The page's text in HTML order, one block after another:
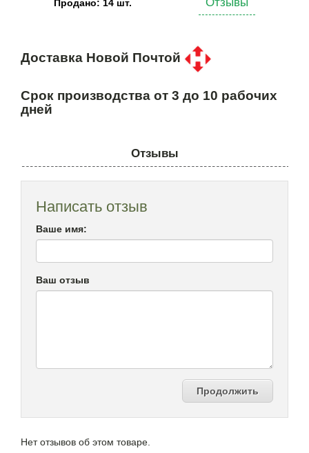
Продано: 14 шт.
Доставка Новой Почтой
Срок производства от 3 до 10 рабочих
дней
Отзывы
Написать отзыв
Ваше имя:
Ваш отзыв
Продолжить
Нет отзывов об этом товаре.